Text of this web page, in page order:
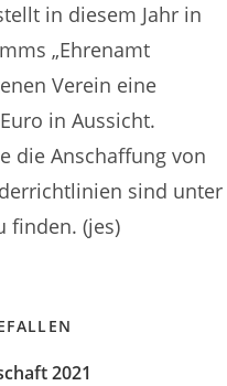
in diesem Jahr in
„Ehrenamt
Verein eine
in Aussicht.
die Anschaffung von
sind unter
finden. (jes)
2021